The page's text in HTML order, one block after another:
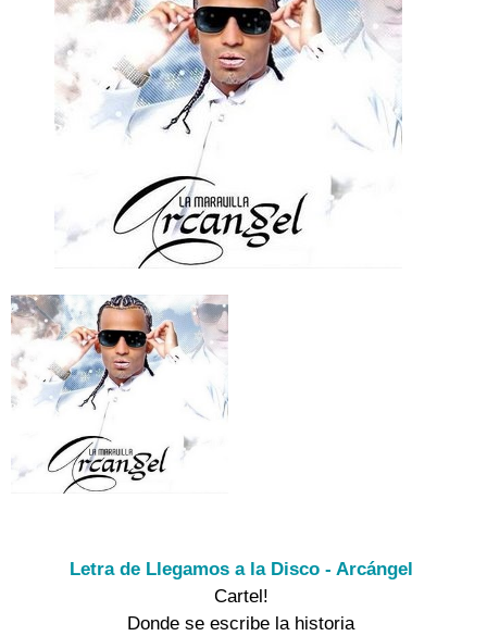
Letra de Llegamos a la Disco - Arcángel
Cartel!
Donde se escribe la historia